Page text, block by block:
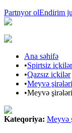
Partnyor olEndirim
Ana səhifə
•Spirtsiz içkilər
•Qazsız içkilər
•Meyvə şirələri
•Meyvə şirələri
Kateqoriya: Meyvə